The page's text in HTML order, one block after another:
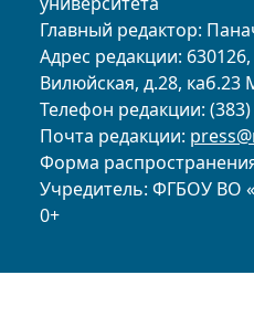
Главный редактор:
Адрес редакции:
Вилюйская, д.28,
Телефон редакции:
Почта редакции:
Форма
Учредитель: ФГБОУ ВО
0+